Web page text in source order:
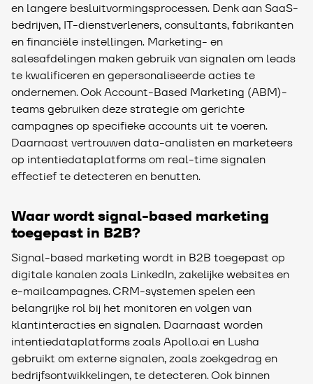
en langere besluitvormingsprocessen. Denk aan SaaS-
bedrijven, IT-dienstverleners, consultants, fabrikanten
en financiële instellingen. Marketing- en
salesafdelingen maken gebruik van signalen om leads
te kwalificeren en gepersonaliseerde acties te
ondernemen. Ook Account-Based Marketing (ABM)-
teams gebruiken deze strategie om gerichte
campagnes op specifieke accounts uit te voeren.
Daarnaast vertrouwen data-analisten en marketeers
op intentiedataplatforms om real-time signalen
effectief te detecteren en benutten.
Waar wordt signal-based marketing
toegepast in B2B?
Signal-based marketing wordt in B2B toegepast op
digitale kanalen zoals LinkedIn, zakelijke websites en
e-mailcampagnes. CRM-systemen spelen een
belangrijke rol bij het monitoren en volgen van
klantinteracties en signalen. Daarnaast worden
intentiedataplatforms zoals Apollo.ai en Lusha
gebruikt om externe signalen, zoals zoekgedrag en
bedrijfsontwikkelingen, te detecteren. Ook binnen